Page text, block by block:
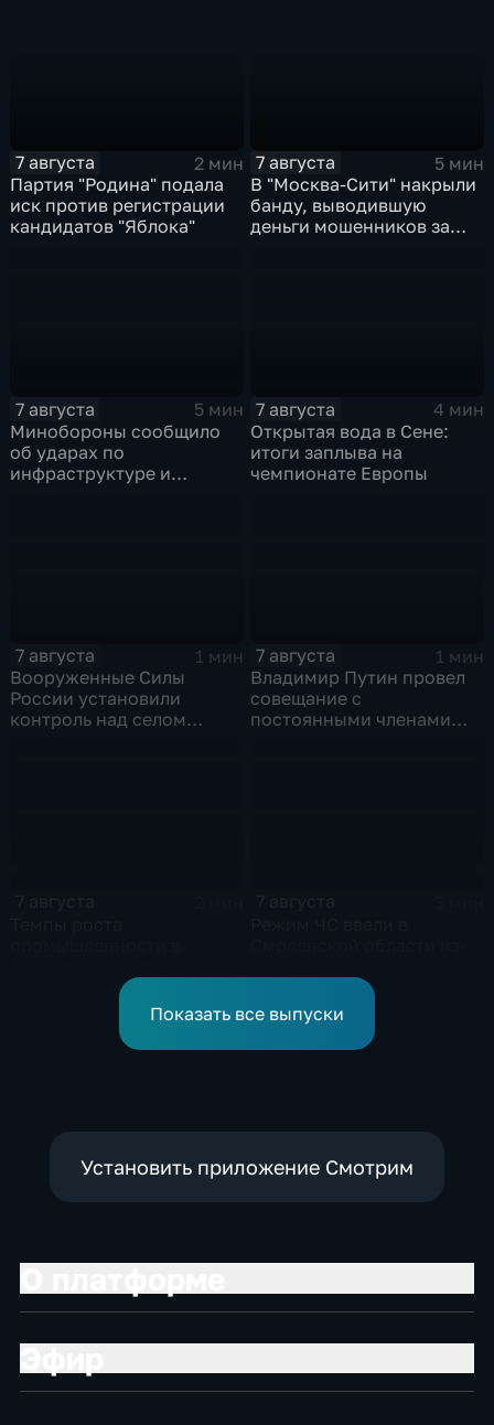
7 августа
2 мин
Партия "Родина" подала
иск против регистрации
кандидатов "Яблока"
7 августа
5 мин
В "Москва‑Сити" накрыли
банду, выводившую
деньги мошенников за
7 августа
5 мин
Минобороны сообщило
об ударах по
инфраструктуре и
7 августа
4 мин
Открытая вода в Сене:
итоги заплыва на
чемпионате Европы
7 августа
1 мин
Вооруженные Силы
России установили
контроль над селом
7 августа
1 мин
Владимир Путин провел
совещание с
постоянными членами
нынешнем году уже выше
Показать все выпуски
Установить приложение Смотрим